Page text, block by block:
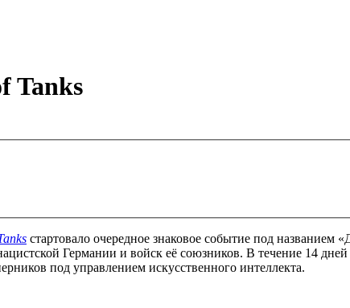
Tanks
стартовало очередное знаковое событие под названием «
Германии и войск её союзников. В течение 14 дней
под управлением искусственного интеллекта.